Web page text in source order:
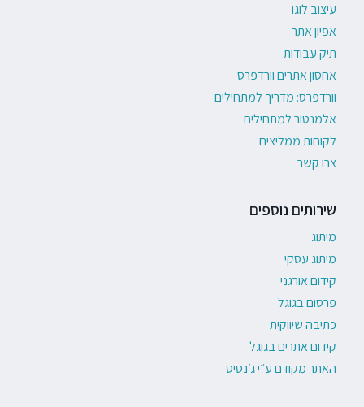
עיצוב לוגו
אפיון אתר
תיק עבודות
אחסון אתרים וורדפרס
וורדפרס: מדריך למתחילים
אלמנטור למתחילים
לקוחות ממליצים
צרו קשר
שירותים נוספים
מיתוג
מיתוג עסקי
קידום אורגני
פרסום בגוגל
כתיבה שיווקית
קידום אתרים בגוגל
האתר מקודם ע״י ג׳נסיס